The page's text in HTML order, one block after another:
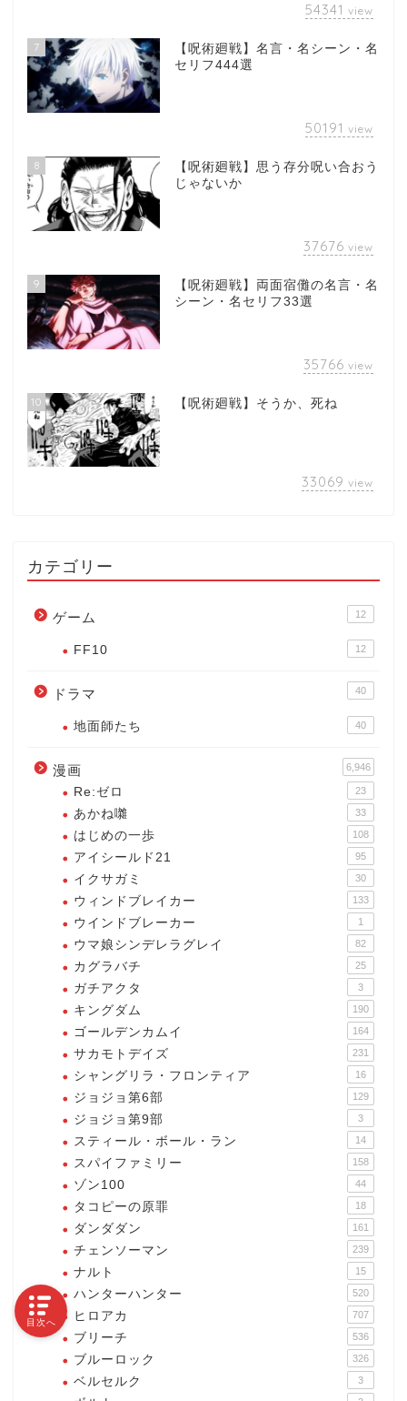
54341 view
7
【呪術廻戦】名言・名シーン・名
セリフ444選
50191 view
8
【呪術廻戦】思う存分呪い合おう
じゃないか
37676 view
9
【呪術廻戦】両面宿儺の名言・名
シーン・名セリフ33選
35766 view
10 【呪術廻戦】そうか、死ね
33069 view
カテゴリー
ゲーム 12
FF10 12
ドラマ 40
地面師たち 40
漫画 6,946
Re:ゼロ 23
あかね囃 33
はじめの一歩 108
アイシールド21 95
イクサガミ 30
ウィンドブレイカー 133
ウインドブレーカー 1
ウマ娘シンデレラグレイ 82
カグラバチ 25
ガチアクタ 3
キングダム 190
ゴールデンカムイ 164
サカモトデイズ 231
シャングリラ・フロンティア 16
ジョジョ第6部 129
ジョジョ第9部 3
スティール・ボール・ラン 14
スパイファミリー 158
ゾン100 44
タコピーの原罪 18
ダンダダン 161
チェンソーマン 239
ナルト 15
ハンターハンター 520
ヒロアカ 707
ブリーチ 536
ブルーロック 326
ベルセルク 3
目次へ